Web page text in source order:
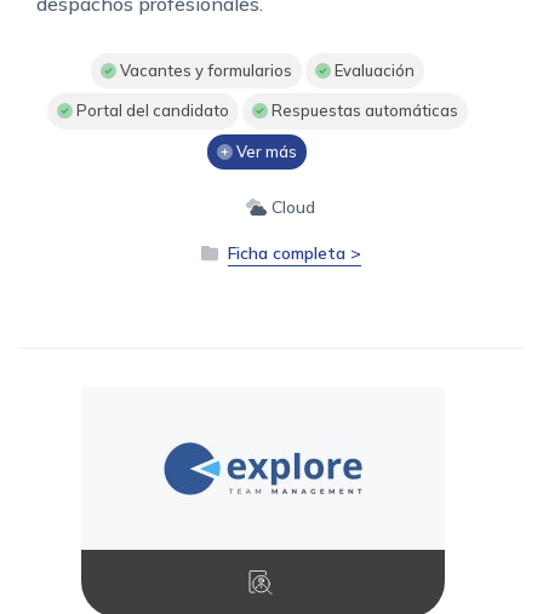
Vacantes y formularios Evaluación
Portal del candidato Respuestas automáticas
Ver más
Cloud
Ficha completa >